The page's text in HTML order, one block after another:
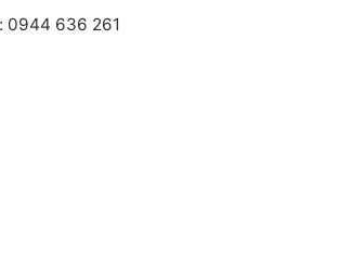
0944 636 261